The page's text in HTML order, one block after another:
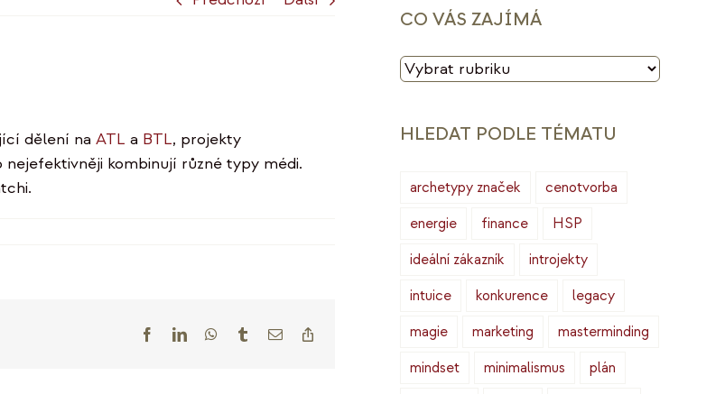
dělení na ATL a BTL, projekty
kombinují různé typy médi.
FacebookLinkedInWhatsApp
TumblrE-
CO VÁS ZAJÍMÁ
CO
HLEDAT PODLE TÉMATU
archetypy značek
cenotvorba
energie
finance
HSP
ideální zákazník
introjekty
intuice
konkurence
legacy
magie
marketing
masterminding
mindset
minimalismus
plán